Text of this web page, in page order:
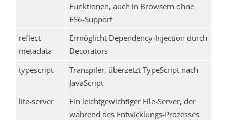
Funktionen, auch in Browsern ohne
ES6-Support
reflect-
metadata
Ermöglicht Dependency-Injection durch
Decorators
typescript
Transpiler, überzetzt TypeScript nach
JavaScript
lite-server
Ein leichtgewichtiger File-Server, der
während des Entwicklungs-Prozesses